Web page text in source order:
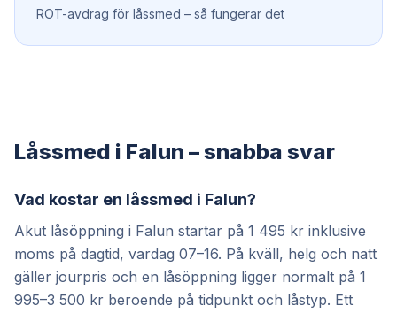
ROT-avdrag för låssmed – så fungerar det
Låssmed i Falun – snabba svar
Vad kostar en låssmed i Falun?
Akut låsöppning i Falun startar på 1 495 kr inklusive
moms på dagtid, vardag 07–16. På kväll, helg och natt
gäller jourpris och en låsöppning ligger normalt på 1
995–3 500 kr beroende på tidpunkt och låstyp. Ett